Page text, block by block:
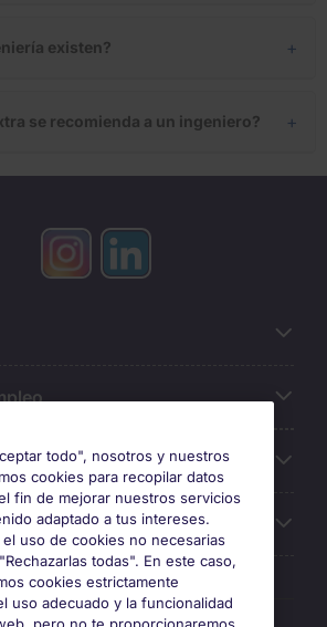
existen? +
se recomienda a un ingeniero? +
todo", nosotros y nuestros
cookies para recopilar datos
fin de mejorar nuestros servicios
adaptado a tus intereses.
uso de cookies no necesarias
todas". En este caso,
cookies estrictamente
uso adecuado y la funcionalidad